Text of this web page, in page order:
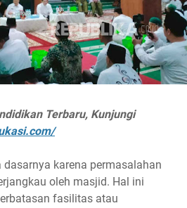
Terbaru, Kunjungi
karena permasalahan
oleh masjid. Hal ini
fasilitas atau